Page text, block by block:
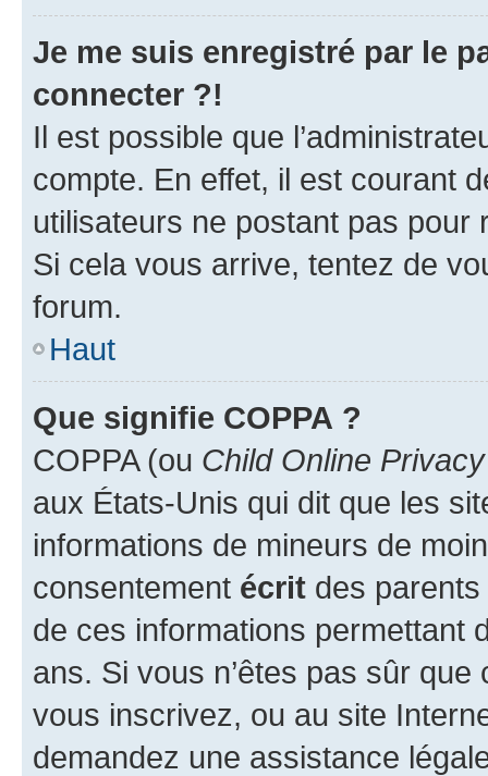
Je me suis enregistré par le
connecter ?!
Il est possible que
compte. En effet, il est courant
utilisateurs ne postant pas pour
Si cela vous arrive, tentez de
forum.
Haut
Que signifie COPPA ?
COPPA (ou Child Online
aux États-Unis qui dit que les
informations de mineurs de
consentement écrit des parents
de ces informations permettant
ans. Si vous n’êtes pas sûr
vous inscrivez, ou au site
demandez une assistance